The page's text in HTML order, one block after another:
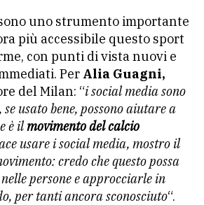
uno strumento importante
più accessibile questo sport
con punti di vista nuovi e
Per Alia Guagni,
del Milan: “i social media sono
usato bene, possono aiutare a
è ilmovimento del calcio
usare i social media, mostro il
credo che questo possa
persone e approcciarle in
per tanti ancora sconosciuto“.